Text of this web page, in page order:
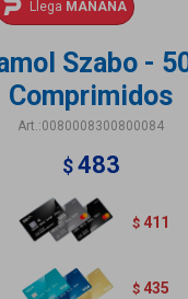
Llega MAÑANA
Szabo -
Comprimidos
0080008300800084
$ 483
$ 411
$ 435